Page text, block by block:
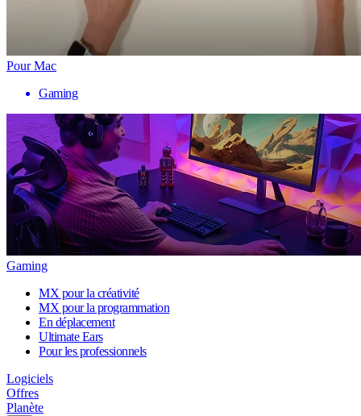
Pour Mac
Gaming
Gaming
MX pour la créativité
MX pour la programmation
En déplacement
Ultimate Ears
Pour les professionnels
Logiciels
Offres
Planète